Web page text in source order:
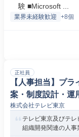
験 ■Microsoft ...
業界未経験歓迎 +8個
正社員
【人事担当】プ
案・制度設計・運
株式会社テレビ東京
テレビ東京及びテレ
組織開発関連の人事